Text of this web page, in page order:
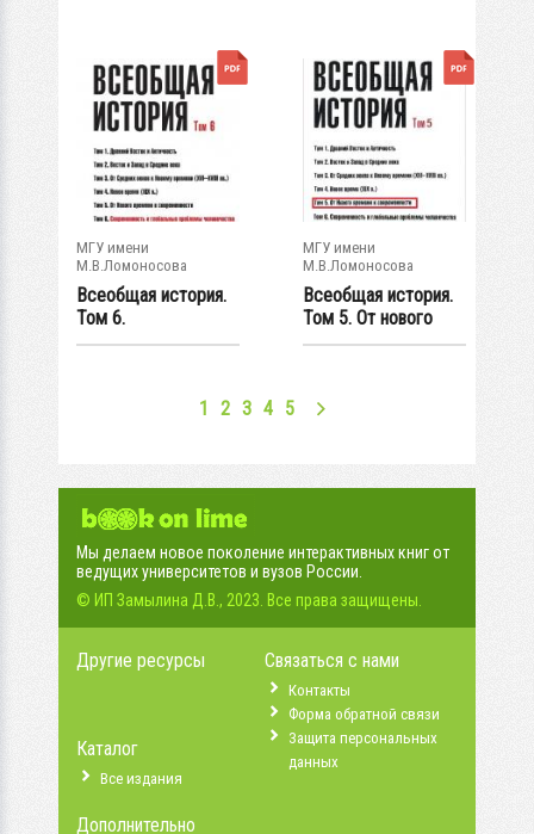
МГУ имени
М.В.Ломоносова
Всеобщая история.
Том 6.
Современность и...
МГУ имени
М.В.Ломоносова
Всеобщая история.
Том 5. От нового
времени к...
1 2 3 4 5
Мы делаем новое поколение интерактивных книг от
ведущих университетов и вузов России.
© ИП Замылина Д.В., 2023. Все права защищены.
Другие ресурсы
Каталог
Все издания
Дополнительно
Связаться с нами
Контакты
Форма обратной связи
Защита персональных
данных